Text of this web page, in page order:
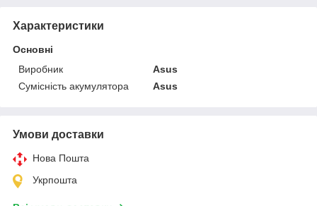
Характеристики
Основні
Виробник
Asus
Сумісність акумулятора
Asus
Умови доставки
Нова Пошта
Укрпошта